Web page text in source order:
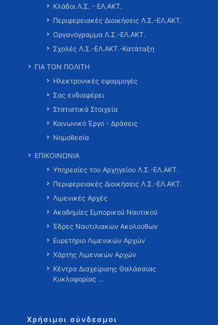
Κλάδοι Λ.Σ. - ΕΛ.ΑΚΤ.
Περιφερειακές Διοικήσεις Λ.Σ.-ΕΛ.ΑΚΤ.
Οργανόγραμμα Λ.Σ.-ΕΛ.ΑΚΤ.
Σχολές Λ.Σ.-ΕΛ.ΑΚΤ.-Κατάταξη
ΓΙΑ ΤΟΝ ΠΟΛΙΤΗ
Ηλεκτρονικές εφαρμογές
Σας ενδιαφέρει
Στατιστικά Στοιχεία
Κοινωνικό Έργο - Δράσεις
Νομοθεσία
ΕΠΙΚΟΙΝΩΝΙΑ
Υπηρεσίες του Αρχηγείου Λ.Σ.-ΕΛ.ΑΚΤ.
Περιφερειακές Διοικήσεις Λ.Σ.-ΕΛ.ΑΚΤ.
Λιμενικές Αρχές
Ακαδημίες Εμπορικού Ναυτικού
Έδρες Ναυτιλιακών Ακολούθων
Ευρετήριο Λιμενικών Αρχών
Χάρτης Λιμενικών Αρχών
Κέντρα Διαχείρισης Θαλάσσιας
Κυκλοφορίας …
Χρήσιμοι σύνδεσμοι